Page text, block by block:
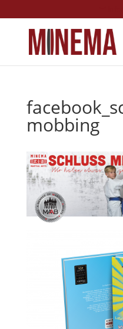
mobbing